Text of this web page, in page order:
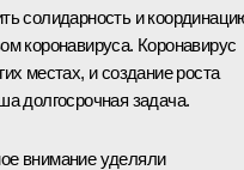
солидарность и
коронавируса. Коронавирус
местах, и создание роста
долгосрочная задача.
внимание уделяли